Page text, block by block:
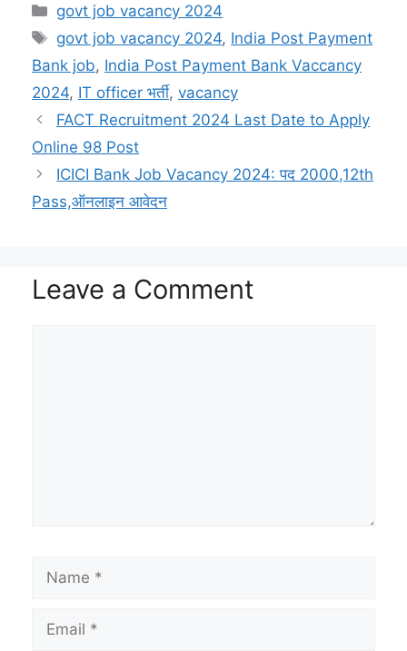
h
a
t
s
A
p
p
e
l
e
g
r
a
m
o
p
y
L
i
n
k
a
c
e
b
o
k
n
a
p
c
h
t
w
i
t
t
e
a
i
a
r
Categories
govt job vacancy 2024
Tags
govt job vacancy 2024, India Post Payment
Bank job, India Post Payment Bank Vaccancy
2024, IT officer भर्ती, vacancy
FACT Recruitment 2024 Last Date to Apply
Online 98 Post
ICICI Bank Job Vacancy 2024: पद 2000,12th
Pass,ऑनलाइन आवेदन
Leave a Comment